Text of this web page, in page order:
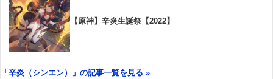
【原神】辛炎生誕祭【2022】
「辛炎（シンエン）」の記事一覧を見る »